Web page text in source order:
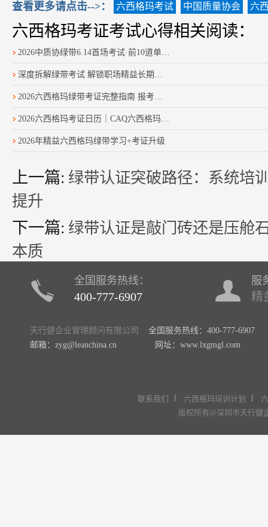
查看更多请点击-->： 六西格玛考试 中国质量协会 六
六西格玛考证考试心得相关阅读：
2026中质协绿带6.14首场考试·前10道单选真题复盘 科学备考
深度拆解绿带考试 解锁职场精益长期进阶之路
2026六西格玛绿带考证完整指南 报考备考取证全手册
2026六西格玛考证日历｜CAQ六西格玛黑带报名时间汇总
2026年精益六西格玛绿带学习+考证升级
上一篇: 绿带认证突破路径：系统培
提升
下一篇: 绿带认证是敲门砖还是压舱
本质
全国服务热线：
400-777-6907
服
精
天行健企业管理顾问有限公司
全国服务热线：400-777-6907
邮箱：zyg@leanchina.cn 网址：www.lxgmgl.com
联系我们 I 六西格玛培训计划 I
版权所有@深圳市天行